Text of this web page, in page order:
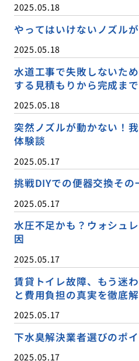
2025.05.18
やってはいけないノズル
2025.05.18
水道工事で失敗しないた
する見積もりから完成ま
2025.05.18
突然ノズルが動かない！
体験談
2025.05.17
挑戦DIYでの便器交換その
2025.05.17
水圧不足かも？ウォシュ
因
2025.05.17
賃貸トイレ故障、もう迷
と費用負担の真実を徹底
2025.05.17
下水臭解決業者選びのポ
2025.05.17